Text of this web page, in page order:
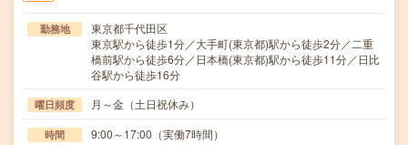
勤務地
東京都千代田区
東京駅から徒歩1分／大手町(東京都)駅から徒歩2分／二重
橋前駅から徒歩6分／日本橋(東京都)駅から徒歩11分／日比
谷駅から徒歩16分
曜日頻度 月～金（土日祝休み）
時間 9:00～17:00（実働7時間）